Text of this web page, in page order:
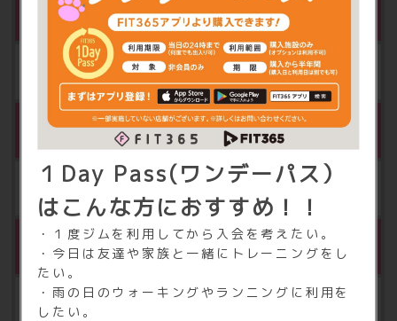
FIT365あんしんサポート（VIP）
月額750円（税込825円）
水素水 ※4
月額 500円（税込540円）
タンニングマシン ※4
月額 3,000円（税込3,300円）
１Day Pass(ワンデーパス）
はこんな方におすすめ！！
・１度ジムを利用してから入会を考えたい。
・今日は友達や家族と一緒にトレーニングをし
たい。
・雨の日のウォーキングやランニングに利用を
したい。